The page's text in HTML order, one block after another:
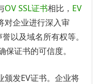
OV SSL证书相比， EV
对企业进行深入审
以及域名所有权等。
证书的可信度。
颁发EV证书。企业将